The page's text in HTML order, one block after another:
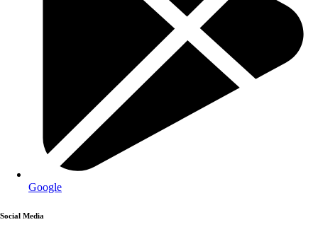
Google
Social Media